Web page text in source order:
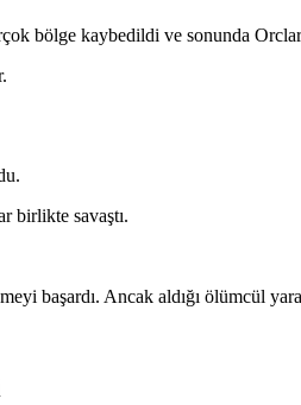
bölge kaybedildi ve sonunda
birlikte savaştı.
başardı. Ancak aldığı ölümcül